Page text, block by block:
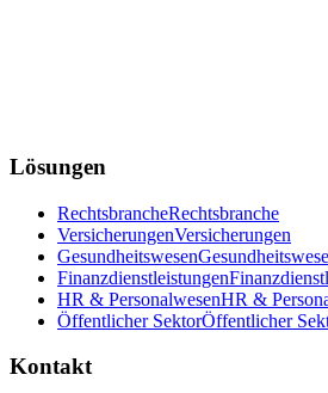
Lösungen
RechtsbrancheRechtsbranche
VersicherungenVersicherungen
Gesundheitswesen
Finanzdienstleistungen
HR & PersonalwesenHR &
Öffentlicher SektorÖffentlicher
Kontakt